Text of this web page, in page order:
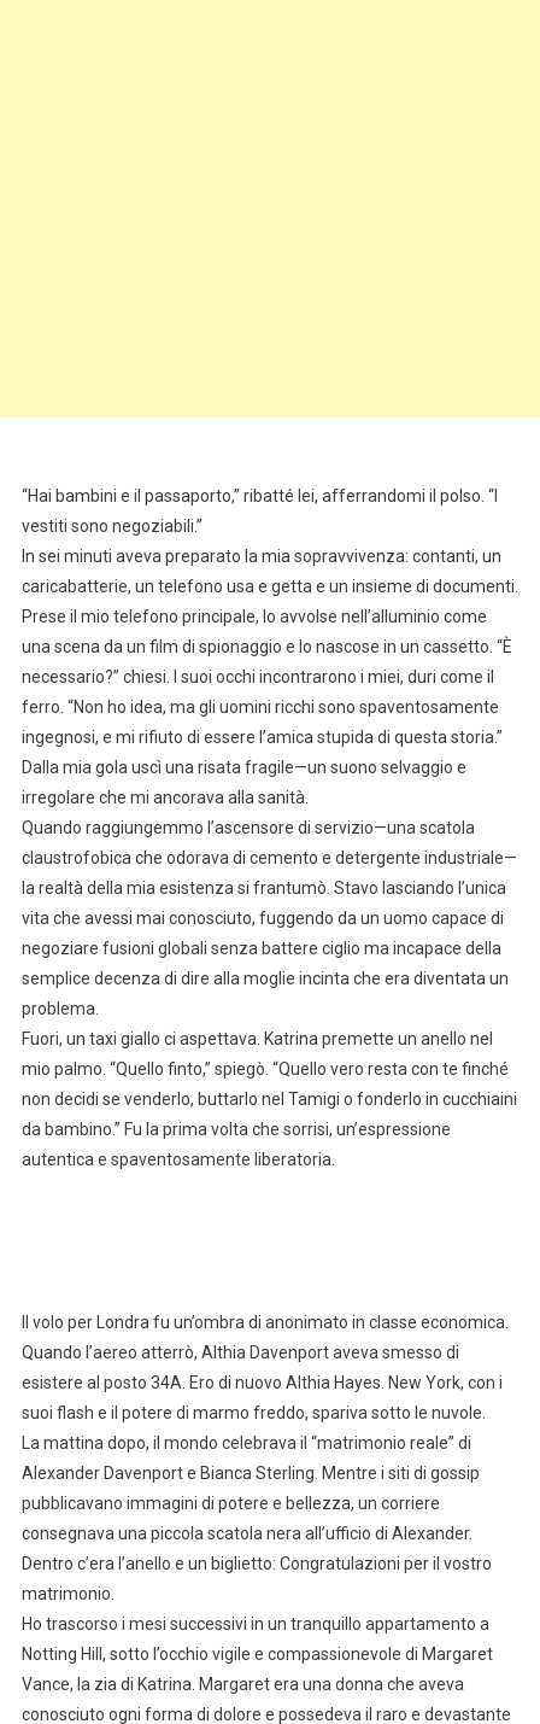
“Hai bambini e il passaporto,” ribatté lei, afferrandomi il polso. “I
vestiti sono negoziabili.”
In sei minuti aveva preparato la mia sopravvivenza: contanti, un
caricabatterie, un telefono usa e getta e un insieme di documenti.
Prese il mio telefono principale, lo avvolse nell’alluminio come
una scena da un film di spionaggio e lo nascose in un cassetto. “È
necessario?” chiesi. I suoi occhi incontrarono i miei, duri come il
ferro. “Non ho idea, ma gli uomini ricchi sono spaventosamente
ingegnosi, e mi rifiuto di essere l’amica stupida di questa storia.”
Dalla mia gola uscì una risata fragile—un suono selvaggio e
irregolare che mi ancorava alla sanità.
Quando raggiungemmo l’ascensore di servizio—una scatola
claustrofobica che odorava di cemento e detergente industriale—
la realtà della mia esistenza si frantumò. Stavo lasciando l’unica
vita che avessi mai conosciuto, fuggendo da un uomo capace di
negoziare fusioni globali senza battere ciglio ma incapace della
semplice decenza di dire alla moglie incinta che era diventata un
problema.
Fuori, un taxi giallo ci aspettava. Katrina premette un anello nel
mio palmo. “Quello finto,” spiegò. “Quello vero resta con te finché
non decidi se venderlo, buttarlo nel Tamigi o fonderlo in cucchiaini
da bambino.” Fu la prima volta che sorrisi, un’espressione
autentica e spaventosamente liberatoria.
Il volo per Londra fu un’ombra di anonimato in classe economica.
Quando l’aereo atterrò, Althia Davenport aveva smesso di
esistere al posto 34A. Ero di nuovo Althia Hayes. New York, con i
suoi flash e il potere di marmo freddo, spariva sotto le nuvole.
La mattina dopo, il mondo celebrava il “matrimonio reale” di
Alexander Davenport e Bianca Sterling. Mentre i siti di gossip
pubblicavano immagini di potere e bellezza, un corriere
consegnava una piccola scatola nera all’ufficio di Alexander.
Dentro c’era l’anello e un biglietto: Congratulazioni per il vostro
matrimonio.
Ho trascorso i mesi successivi in un tranquillo appartamento a
Notting Hill, sotto l’occhio vigile e compassionevole di Margaret
Vance, la zia di Katrina. Margaret era una donna che aveva
conosciuto ogni forma di dolore e possedeva il raro e devastante